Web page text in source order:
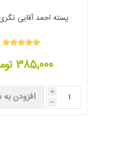
پسته احمد آقایی
385٬000 تومان
i
h افزودن